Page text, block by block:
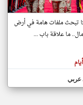
الدولة
على مدار الساعة
العاجلة والمباشرة
تبحث ملفات هامة في أرض
ما علاقة باب ...
عربي